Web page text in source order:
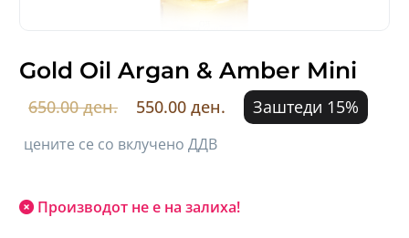
Gold Oil Argan & Amber Mini
650.00 ден. 550.00 ден. Заштеди 15%
цените се со вклучено ДДВ
Производот не е на залиха!